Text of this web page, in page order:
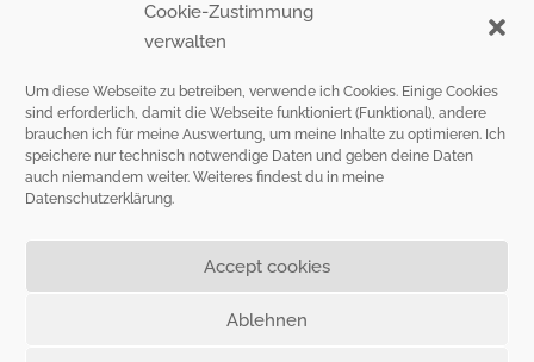
Cookie-Zustimmung
verwalten
Um diese Webseite zu betreiben, verwende ich Cookies. Einige Cookies
sind erforderlich, damit die Webseite funktioniert (Funktional), andere
brauchen ich für meine Auswertung, um meine Inhalte zu optimieren. Ich
speichere nur technisch notwendige Daten und geben deine Daten
auch niemandem weiter. Weiteres findest du in meine
Datenschutzerklärung.
Accept cookies
Ablehnen
Versand in andere EU Länder
Copyright © 2026 PAGABEI E.U. ORGANIC COTTON FOR KIDS